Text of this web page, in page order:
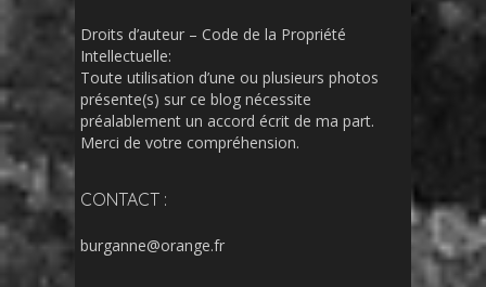
Droits d’auteur – Code de la Propriété
Intellectuelle:
Toute utilisation d’une ou plusieurs photos
présente(s) sur ce blog nécessite
préalablement un accord écrit de ma part.
Merci de votre compréhension.
CONTACT :
burganne@orange.fr